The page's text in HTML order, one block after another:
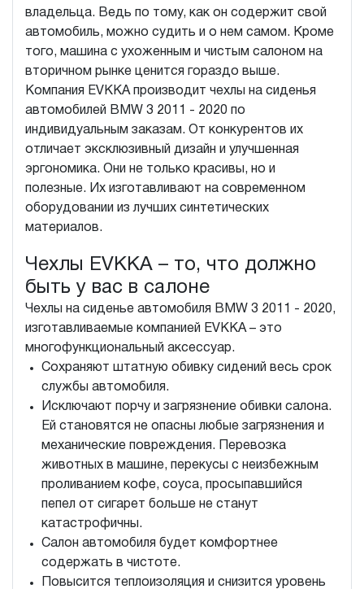
владельца. Ведь по тому, как он содержит свой
автомобиль, можно судить и о нем самом. Кроме
того, машина с ухоженным и чистым салоном на
вторичном рынке ценится гораздо выше.
Компания EVKKA производит чехлы на сиденья
автомобилей BMW 3 2011 - 2020 по
индивидуальным заказам. От конкурентов их
отличает эксклюзивный дизайн и улучшенная
эргономика. Они не только красивы, но и
полезные. Их изготавливают на современном
оборудовании из лучших синтетических
материалов.
Чехлы EVKKA – то, что должно
быть у вас в салоне
Чехлы на сиденье автомобиля BMW 3 2011 - 2020,
изготавливаемые компанией EVKKA – это
многофункциональный аксессуар.
Сохраняют штатную обивку сидений весь срок
службы автомобиля.
Исключают порчу и загрязнение обивки салона.
Ей становятся не опасны любые загрязнения и
механические повреждения. Перевозка
животных в машине, перекусы с неизбежным
проливанием кофе, соуса, просыпавшийся
пепел от сигарет больше не станут
катастрофичны.
Салон автомобиля будет комфортнее
содержать в чистоте.
Повысится теплоизоляция и снизится уровень